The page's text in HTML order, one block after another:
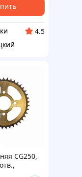
4.5
CG250,